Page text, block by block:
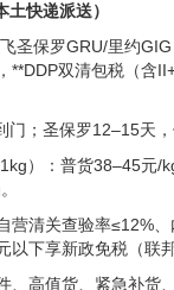
快递派送）
圣保罗GRU/里约
**DDP双清包税（含
；圣保罗12–15天，
）：普货38–45元/
清关查验率≤12%、
以下享新政免税（联邦
高值货、紧急补货、